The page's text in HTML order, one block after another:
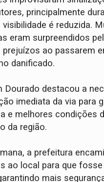
principalmente
visibilidade é reduzida.
eram surpreendidos
ao passarem
danificado.
Dourado destacou a
imediata da via para
e melhores condições
da região.
a prefeitura
ao local para que
mais